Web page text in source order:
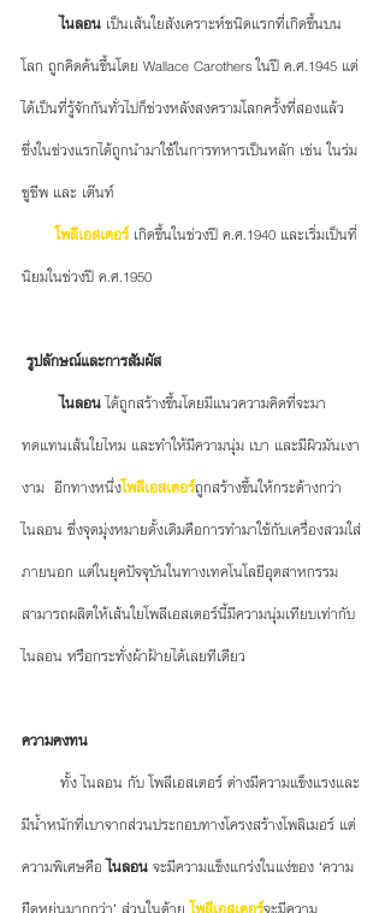
ไนลอน เป็นเส้นใยสังเคราะห์ชนิดแรกที่เกิดขึ้นบน
โลก ถูกคิดค้นขึ้นโดย Wallace Carothers ในปี ค.ศ.1945 แต่
ได้เป็นที่รู้จักกันทั่วไปก็ช่วงหลังสงครามโลกครั้งที่สองแล้ว
ซึ่งในช่วงแรกได้ถูกนำมาใช้ในการทหารเป็นหลัก เช่น ในร่ม
ชูชีพ และ เต๊นท์
โพลีเอสเตอร์ เกิดขึ้นในช่วงปี ค.ศ.1940 และเริ่มเป็นที่
นิยมในช่วงปี ค.ศ.1950
รูปลักษณ์และการสัมผัส
ไนลอน ได้ถูกสร้างขึ้นโดยมีแนวความคิดที่จะมา
ทดแทนเส้นใยไหม และทำให้มีความนุ่ม เบา และมีผิวมันเงา
งาม  อีกทางหนึ่งโพลีเอสเตอร์ถูกสร้างขึ้นให้กระด้างกว่า
ไนลอน ซึ่งจุดมุ่งหมายดั้งเดิมคือการทำมาใช้กับเครื่องสวมใส่
ภายนอก แต่ในยุคปัจจุบันในทางเทคโนโลยีอุตสาหกรรม
สามารถผลิตให้เส้นใยโพลีเอสเตอร์นี้มีความนุ่มเทียบเท่ากับ
ไนลอน หรือกระทั่งผ้าฝ้ายได้เลยทีเดียว
ความคงทน
มีน้ำหนักที่เบาจากส่วนประกอบทางโครงสร้างโพลิเมอร์ แต่
ความพิเศษคือ ไนลอน จะมีความแข็งแกร่งในแง่ของ ‘ความ